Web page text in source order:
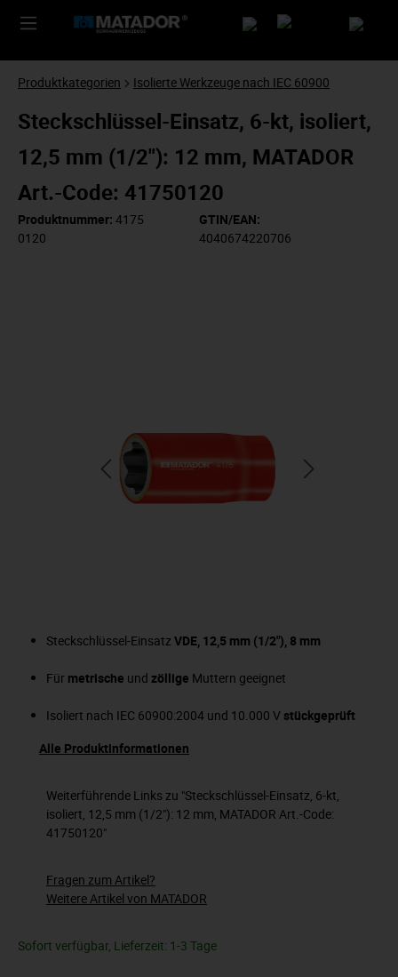
Produktkategorien Isolierte Werkzeuge nach IEC 60900
Steckschlüssel-Einsatz, 6-kt, isoliert,
12,5 mm (1/2"): 12 mm, MATADOR
Art.-Code: 41750120
Produktnummer: 4175
0120
GTIN/EAN:
4040674220706
Steckschlüssel-Einsatz VDE, 12,5 mm (1/2"), 8 mm
Für metrische und zöllige Muttern geeignet
Isoliert nach IEC 60900:2004 und 10.000 Vstückgeprüft
Alle Produktinformationen
Weiterführende Links zu "Steckschlüssel-Einsatz, 6-kt,
isoliert, 12,5 mm (1/2"): 12 mm, MATADOR Art.-Code:
41750120"
Fragen zum Artikel?
Weitere Artikel von MATADOR
Sofort verfügbar, Lieferzeit: 1-3 Tage